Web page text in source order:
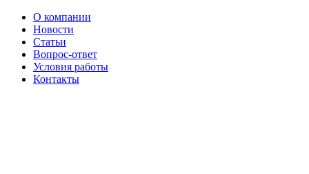
О компании
Новости
Статьи
Вопрос-ответ
Условия работы
Контакты